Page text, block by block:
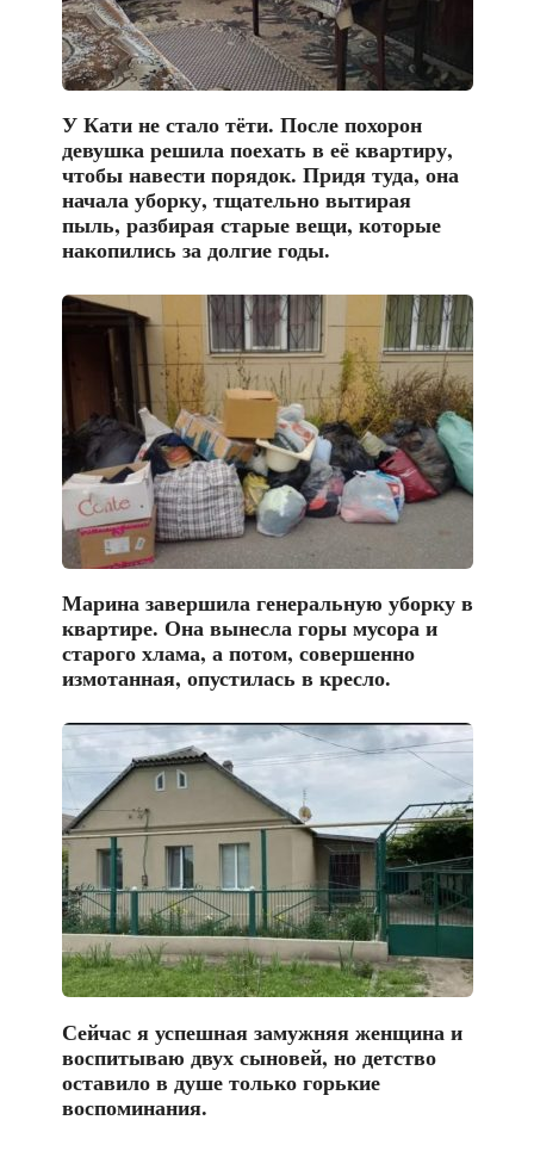
У Кати не стало тёти. После похорон
девушка решила поехать в её квартиру,
чтобы навести порядок. Придя туда, она
начала уборку, тщательно вытирая
пыль, разбирая старые вещи, которые
накопились за долгие годы.
Марина завершила генеральную уборку в
квартире. Она вынесла горы мусора и
старого хлама, а потом, совершенно
измотанная, опустилась в кресло.
Сейчас я успешная замужняя женщина и
воспитываю двух сыновей, но детство
оставило в душе только горькие
воспоминания.